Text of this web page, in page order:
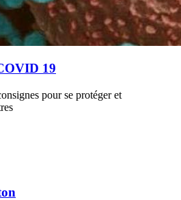
19
pour se protéger et